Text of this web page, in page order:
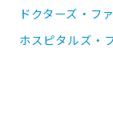
ドクターズ・フ
ホスピタルズ・